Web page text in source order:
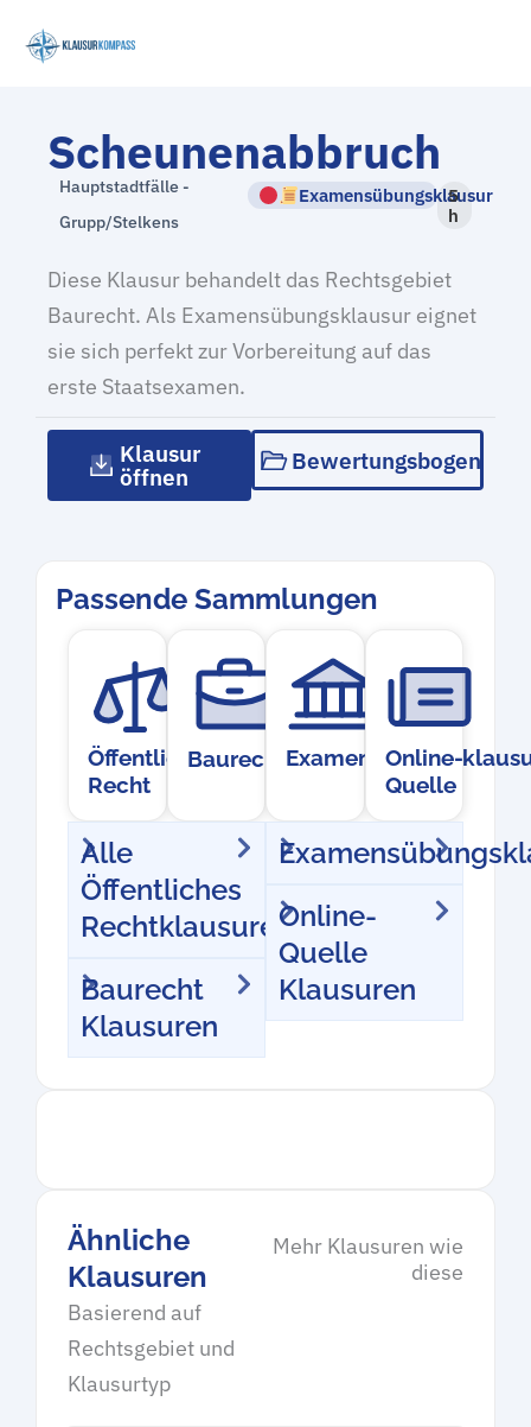
Inhalt
Scheunenabbruch
Hauptstadtfälle -
Grupp/Stelkens
Examensübungsklausur
5
h
Diese Klausur behandelt das Rechtsgebiet
Baurecht. Als Examensübungsklausur eignet
sie sich perfekt zur Vorbereitung auf das
erste Staatsexamen.
Klausur
öffnen
Bewertungsbogen
Passende Sammlungen
Öffentliches
Recht
Baurecht
Online-
Quelle
Alle
Öffentliches
Rechtklausuren
Baurecht
Klausuren
Online-
Quelle
Klausuren
Ähnliche
Klausuren
Basierend auf
Rechtsgebiet und
Klausurtyp
Mehr Klausuren wie
diese